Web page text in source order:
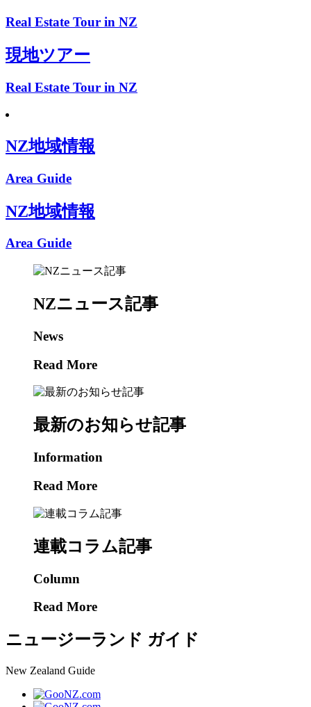
Real Estate Tour in NZ
現地ツアー
Real Estate Tour in NZ
NZ地域情報
Area Guide
NZ地域情報
Area Guide
NZニュース記事
News
Read More
最新のお知らせ記事
Information
Read More
連載コラム記事
Column
Read More
ニュージーランド ガイド
New Zealand Guide